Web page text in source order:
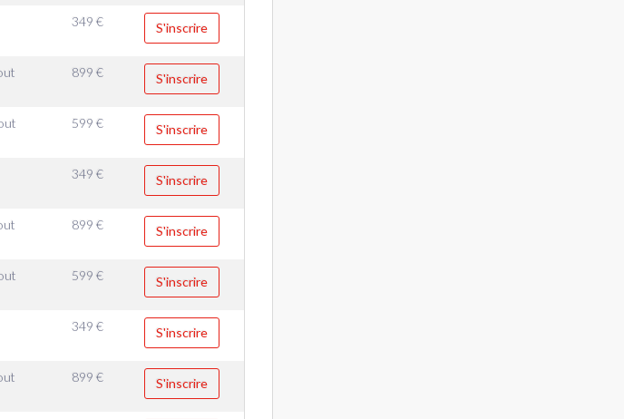
349 € S'inscrire
899 € S'inscrire
599 € S'inscrire
349 € S'inscrire
899 € S'inscrire
599 € S'inscrire
349 € S'inscrire
899 € S'inscrire